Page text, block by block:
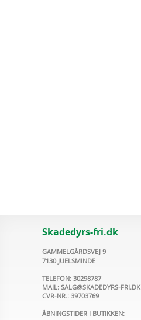
Skadedyrs-fri.dk
GAMMELGÅRDSVEJ 9
7130 JUELSMINDE
TELEFON: 30298787
MAIL: SALG@SKADEDYRS-FRI.DK
CVR-NR.: 39703769
ÅBNINGSTIDER I BUTIKKEN: